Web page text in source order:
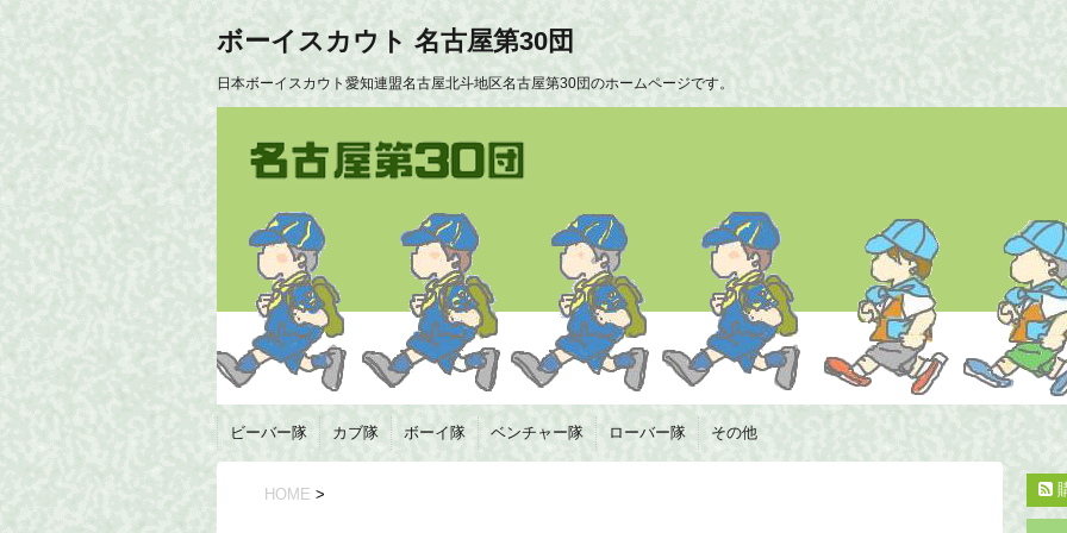
ボーイスカウト 名古屋第30団
日本ボーイスカウト愛知連盟名古屋北斗地区名古屋第30団のホームページです。
ビーバー隊 カブ隊 ボーイ隊 ベンチャー隊 ローバー隊 その他
HOME >